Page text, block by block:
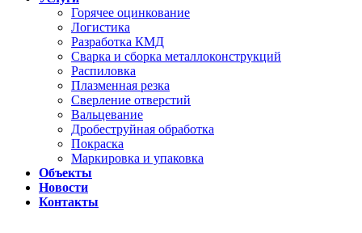
Горячее оцинкование
Логистика
Разработка КМД
Сварка и сборка металлоконструкций
Распиловка
Плазменная резка
Сверление отверстий
Вальцевание
Дробеструйная обработка
Покраска
Маркировка и упаковка
Объекты
Новости
Контакты